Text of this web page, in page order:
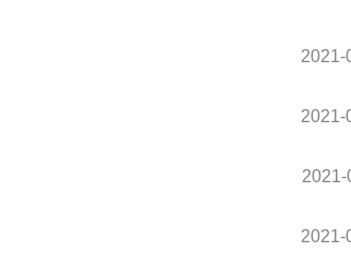
2021-
2021-
2021-
2021-